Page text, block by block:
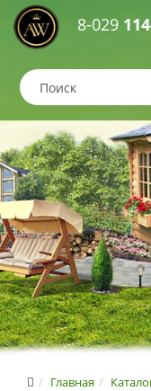
8-029
Главная